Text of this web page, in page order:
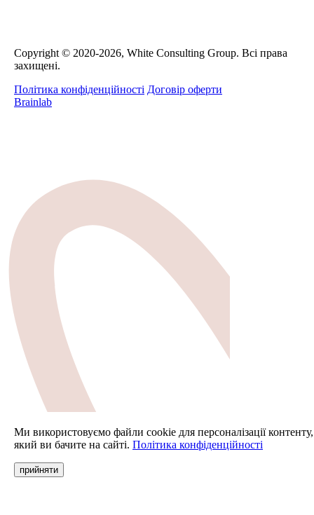
Сopyright © 2020-2026, White Consulting Group. Всі права
захищені.
Політика конфіденційності Договір оферти
Brainlab
Ми використовуємо файли cookie для персоналізації контенту,
який ви бачите на сайті. Політика конфіденційності
прийняти